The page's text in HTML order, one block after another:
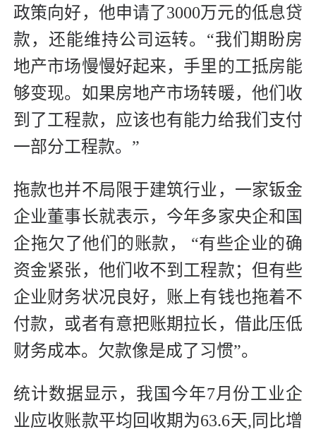
政策向好，他申请了3000万元的低息贷
款，还能维持公司运转。“我们期盼房
地产市场慢慢好起来，手里的工抵房能
够变现。如果房地产市场转暖，他们收
到了工程款，应该也有能力给我们支付
一部分工程款。”
拖款也并不局限于建筑行业，一家钣金
企业董事长就表示，今年多家央企和国
企拖欠了他们的账款， “有些企业的确
资金紧张，他们收不到工程款；但有些
企业财务状况良好，账上有钱也拖着不
付款，或者有意把账期拉长，借此压低
财务成本。欠款像是成了习惯”。
统计数据显示，我国今年7月份工业企
业应收账款平均回收期为63.6天,同比增